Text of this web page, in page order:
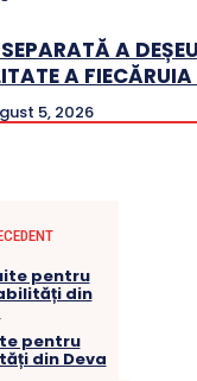
A
A
5, 2026
pentru
din Deva